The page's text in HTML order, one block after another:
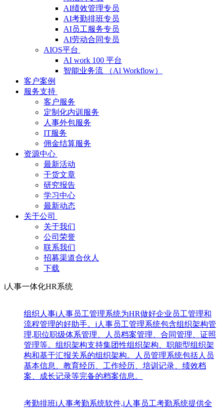
AI绩效管理专员
AI考勤排班专员
AI员工服务专员
AI劳动合同专员
AIOS平台
AI work 100 平台
智能业务流 （Al Workflow）
客户案例
服务支持
客户服务
定制化内训服务
人事外包服务
IT服务
佣金结算服务
资源中心
最新活动
干货文章
研究报告
学习中心
最新动态
关于公司
关于我们
公司荣誉
联系我们
招募渠道合伙人
下载
i人事一体化HR系统
组织人事i人事员工管理系统为HR做好企业员工管理和
流程管理的好助手。i人事员工管理系统包含组织架构管
理,职位职级体系管理、人员档案管理、合同管理、证照
管理等。组织架构支持集团性组织架构、职能型组织架
构和基于汇报关系的组织架构。人员管理系统包括人员
基本信息、教育经历、工作经历、培训记录、绩效档
案、成长记录等完备的档案信息。
考勤排班i人事考勤系统软件,i人事员工考勤系统提供全